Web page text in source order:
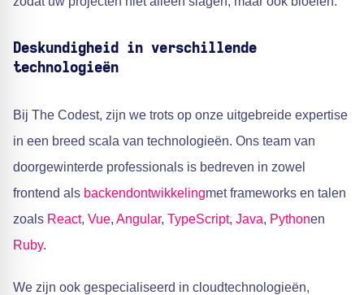
Deskundigheid in verschillende
technologieën
Bij The Codest, zijn we trots op onze uitgebreide expertise
in een breed scala van technologieën. Ons team van
doorgewinterde professionals is bedreven in zowel
frontend als backendontwikkelingmet frameworks en talen
zoals React, Vue, Angular, TypeScript, Java, Pythonen
Ruby.
We zijn ook gespecialiseerd in cloudtechnologieën,